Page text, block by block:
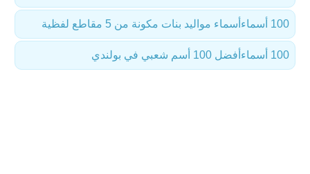
أسماء مواليد بنات مكونة من 5 مقاطع لفظية 100 أسماء
أفضل 100 أسم شعبي في بولندي 100 أسماء